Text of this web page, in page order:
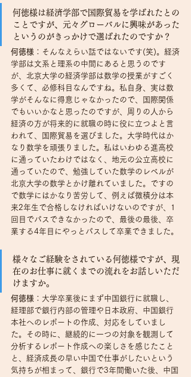
何徳様は経済学部で国際貿易を学ばれたとの
ことですが、元々グローバルに興味があった
というのがきっかけで選ばれたのですか？
何徳様 ：そんなえらい話ではないです(笑)。経済
学部は文系と理系の中間にあると思うのです
が、北京大学の経済学部は数学の授業がすごく
多くて、必修科目なんですね。私自身、実は数
学がそんなに得意じゃなかったので、国際関係
でもいいかなと思ったのですが、周りの人から
経済の方が将来的に就職の時に役に立つよと言
われて、国際貿易を選びました。大学時代はか
なり数学を頑張りました。私はいわゆる進高校
に通っていたわけではなく、地元の公立高校に
通っていたので、勉強していた数学のレベルが
北京大学の数学とかけ離れていました。ですの
で数学にはかなり苦労して、例えば微積分は本
来2年生で合格しなければいけないのですが、1
回目でパスできなかったので、最後の最後、卒
業する4年目にやっとパスして卒業できました。
様々なご経験をされている何徳様ですが、現
在のお仕事に就くまでの流れをお話しいただ
けますか。
何徳様 ：大学卒業後にまず中国銀行に就職し、
経理部で銀行内部の管理や日本政府、中国銀行
本社へのレポートの作成、対応をしていまし
た。その時に、継続的に一つの対象を観測して
分析するレポート作成への楽しさを感じたこと
と、経済成長の早い中国で仕事がしたいという
気持ちが相まって、銀行で3年間働いた後、中国